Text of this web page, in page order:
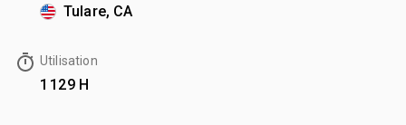
Tulare, CA
Utilisation
1 129 H